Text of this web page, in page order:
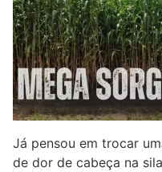
Já pensou em trocar
de dor de cabeça na